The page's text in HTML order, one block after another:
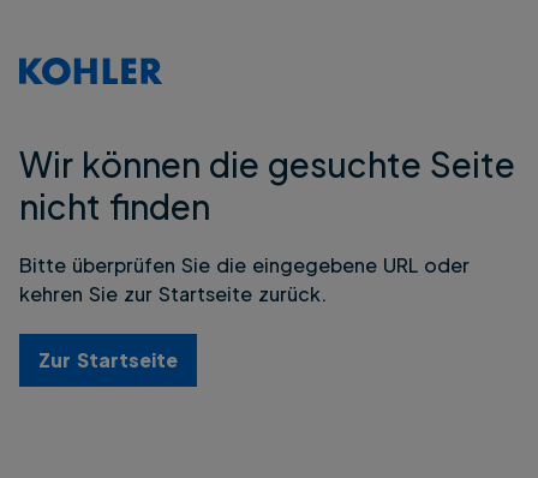
Wir können die gesuchte Seite
nicht finden
Bitte überprüfen Sie die eingegebene URL oder
kehren Sie zur Startseite zurück.
Zur Startseite